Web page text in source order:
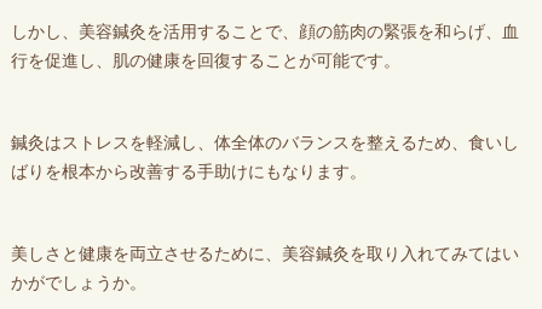
しかし、美容鍼灸を活用することで、顔の筋肉の緊張を和らげ、血
行を促進し、肌の健康を回復することが可能です。
鍼灸はストレスを軽減し、体全体のバランスを整えるため、食いし
ばりを根本から改善する手助けにもなります。
美しさと健康を両立させるために、美容鍼灸を取り入れてみてはい
かがでしょうか。